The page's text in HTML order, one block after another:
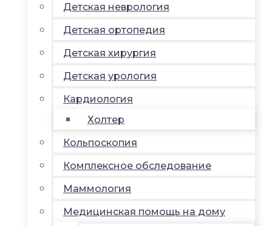
Детская неврология
Детская ортопедия
Детская хирургия
Детская урология
Кардиология
Холтер
Кольпоскопия
Комплексное обследование
Маммология
Медицинская помощь на дому